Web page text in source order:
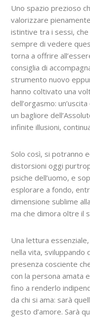
Uno spazio prezioso
valorizzare
istintive tra i sessi,
sempre di vedere
torna a offrire
consiglia di
strumento nuovo
hanno coltivato una
dell’orgasmo:
un bagliore
infinite illusioni,
Solo così, si potranno
distorsioni oggi
psiche dell’uomo, e
esplorare a fondo,
dimensione sublime
ma che dimora oltre il
Una lettura
nella vita, sviluppando
presenza cosciente
con la persona amata
fino a renderlo
da chi si ama: sarà
gesto d’amore. Sarà